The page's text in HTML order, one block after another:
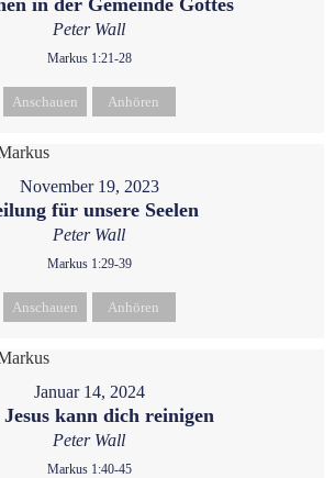
in der Gemeinde Gottes
Peter Wall
Markus 1:21-28
Anschauen Anhören
November 19, 2023
für unsere Seelen
Peter Wall
Markus 1:29-39
Anschauen Anhören
Januar 14, 2024
kann dich reinigen
Peter Wall
Markus 1:40-45